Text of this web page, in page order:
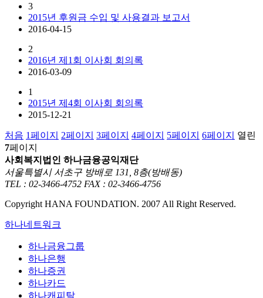
3
2015년 후원금 수입 및 사용결과 보고서
2016-04-15
2
2016년 제1회 이사회 회의록
2016-03-09
1
2015년 제4회 이사회 회의록
2015-12-21
처음 1페이지 2페이지 3페이지 4페이지 5페이지 6페이지
열린
7페이지
사회복지법인 하나금융공익재단
서울특별시 서초구 방배로 131, 8층(방배동)
TEL : 02-3466-4752 FAX : 02-3466-4756
Copyright HANA FOUNDATION. 2007 All Right Reserved.
하나네트워크
하나금융그룹
하나은행
하나증권
하나카드
하나캐피탈